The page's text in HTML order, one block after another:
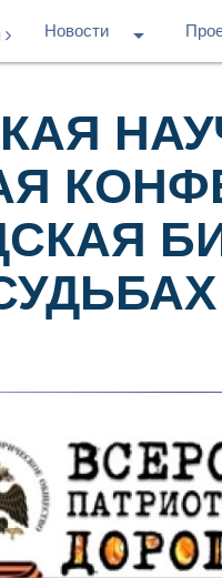
Новости arrow_drop_down